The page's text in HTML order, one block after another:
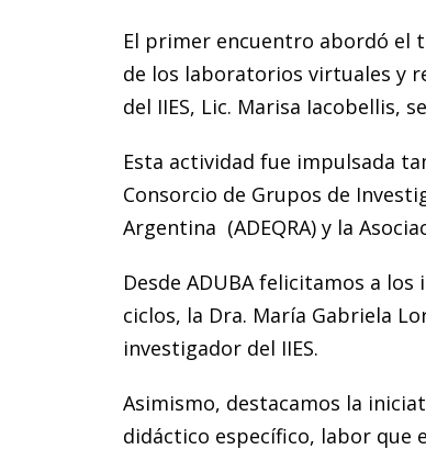
El primer encuentro abordó el
de los laboratorios virtuales y
del IIES, Lic. Marisa Iacobellis,
Esta actividad fue impulsada
Consorcio de Grupos de
Argentina (ADEQRA) y la
Desde ADUBA felicitamos a
ciclos, la Dra. María Gabriela
investigador del IIES.
Asimismo, destacamos la
didáctico específico, labor que